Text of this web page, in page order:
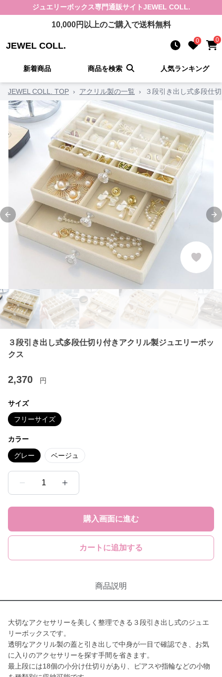
ジュエリーボックス専門通販サイトJEWEL COLL.
10,000円以上のご購入で送料無料
JEWEL COLL. 0 0
新着商品 商品を検索 人気ランキング
JEWEL COLL. TOP › アクリル製の一覧 › ３段引き出し式多段仕
Previous slide
３段引き出し式多段仕切り付きアクリル製ジュエリーボッ
クス
2,370 円
サイズ
フリーサイズ
カラー
グレー ベージュ
1
購入画面に進む
カートに追加する
商品説明
大切なアクセサリーを美しく整理できる３段引き出し式のジュエ
リーボックスです。
透明なアクリル製の蓋と引き出しで中身が一目で確認でき、お気
に入りのアクセサリーを探す手間を省きます。
最上段には18個の小分け仕切りがあり、ピアスや指輪などの小物